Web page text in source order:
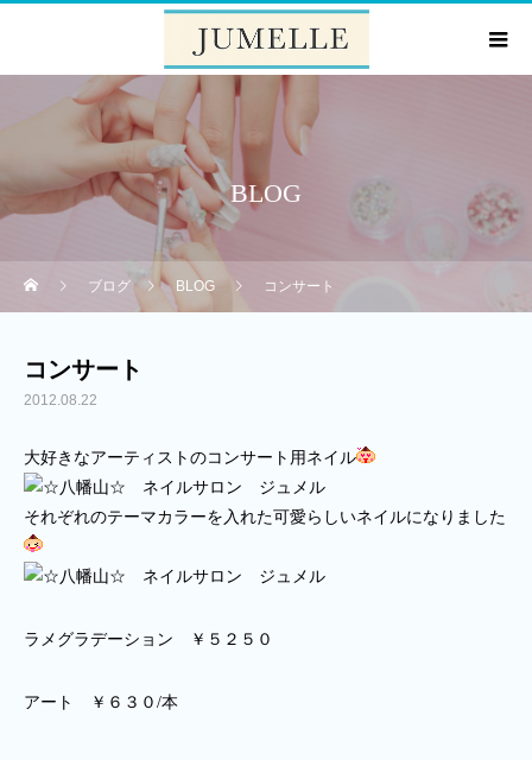
BLOG
ブログ BLOG コンサート
コンサート
2012.08.22
大好きなアーティストのコンサート用ネイル
それぞれのテーマカラーを入れた可愛らしいネイルになりました
ラメグラデーション ￥５２５０
アート ￥６３０/本